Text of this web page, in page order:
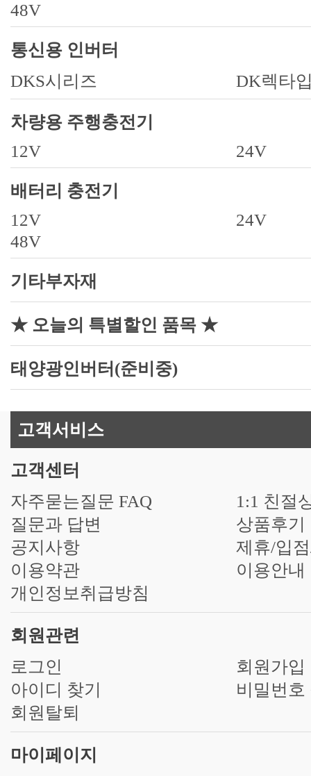
48V
통신용 인버터
DKS시리즈
DK렉타
차량용 주행충전기
12V
24V
배터리 충전기
12V
24V
48V
기타부자재
★ 오늘의 특별할인 품목 ★
태양광인버터(준비중)
고객서비스
고객센터
자주묻는질문 FAQ
질문과 답변
공지사항
이용약관
개인정보취급방침
1:1 친절
상품후기
제휴/입
이용안내
회원관련
로그인
아이디 찾기
회원탈퇴
회원가입
비밀번호
마이페이지